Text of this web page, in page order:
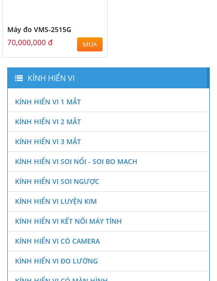
Máy đo VMS-2515G
70,000,000 đ MUA
KÍNH HIỂN VI
KÍNH HIỂN VI 1 MẮT
KÍNH HIỂN VI 2 MẮT
KÍNH HIỂN VI 3 MẮT
KÍNH HIỂN VI SOI NỔI - SOI BO MẠCH
KÍNH HIỂN VI SOI NGƯỢC
KÍNH HIỂN VI LUYỆN KIM
KÍNH HIỂN VI KẾT NỐI MÁY TÍNH
KÍNH HIỂN VI CÓ CAMERA
KÍNH HIỂN VI ĐO LƯỜNG